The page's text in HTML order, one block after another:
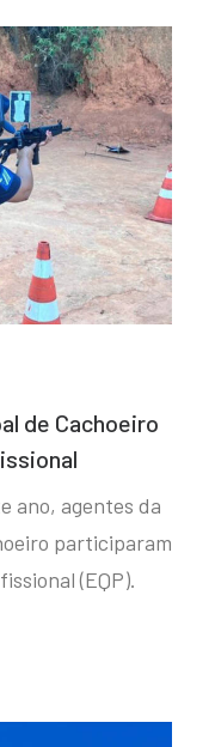
de Cachoeiro
ano, agentes da
participaram
(EQP).